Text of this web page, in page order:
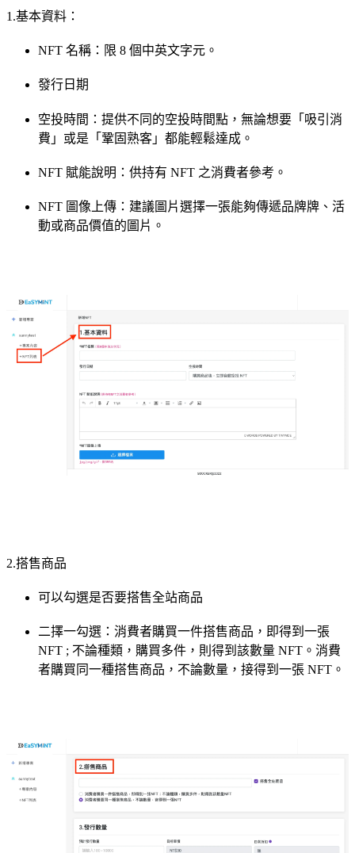
1.基本資料：
NFT 名稱：限 8 個中英文字元。
發行日期
空投時間：提供不同的空投時間點，無論想要「吸引消
費」或是「鞏固熟客」都能輕鬆達成。
NFT 賦能說明：供持有 NFT 之消費者參考。
NFT 圖像上傳：建議圖片選擇一張能夠傳遞品牌牌、活
動或商品價值的圖片。
2.搭售商品
可以勾選是否要搭售全站商品
二擇一勾選：消費者購買一件搭售商品，即得到一張
NFT ; 不論種類，購買多件，則得到該數量 NFT。消費
者購買同一種搭售商品，不論數量，接得到一張 NFT。